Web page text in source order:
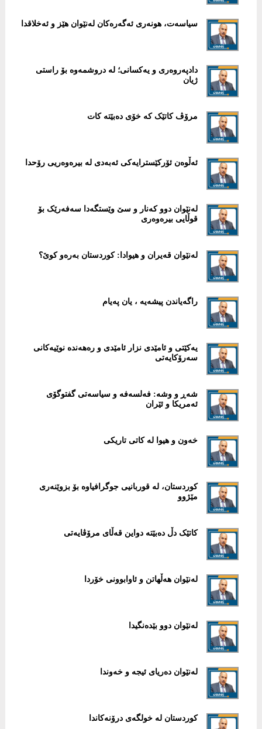
سیاسەت، هونەری ئەگەرەکان لەنێوان هێز و ئەخلاقدا
دادپەروەری و یەکسانی؛ لە دروشمەوە بۆ راستی
ژیان
مرۆڤ کاتێک کە خۆی دەبێتە کات
ئەڵوەن ئۆرکێسترایەکی ئەبەدی لە بیرەوەریی رۆحدا
لەنێوان دوو کەنار و سێ وێستگەدا سەفەرێک بۆ
قوڵایی بیرەوەری
لەنێوان قەیران و هیوادا: کوردستان بەرەو کوێ؟
راگەیاندن پیشەیە ، یان پەیام
یەکێتی و ئامێدی نزار ئامێدی و رەهەندە نوێیەکانی
سەرۆکایەتی
شەڕ و وشە: فەلسەفە و سیاسەتی گفتوگۆی
ئەمریکا و ئێران
خەون و هیوا لە کاتی تاریکی
کوردستان، لە قوربانیی جوگرافیاوە بۆ بزوێنەری
مێژوو
کاتێک دڵ دەبێتە دواین قەڵای مرۆڤایەتی
لەنێوان هەڵهاتن و ئاوابوونی خۆردا
لەنێوان دوو بێدەنگیدا
لەنێوان دەریای ئیجە و خەوندا
کوردستان لە خولگەی درۆنەکاندا